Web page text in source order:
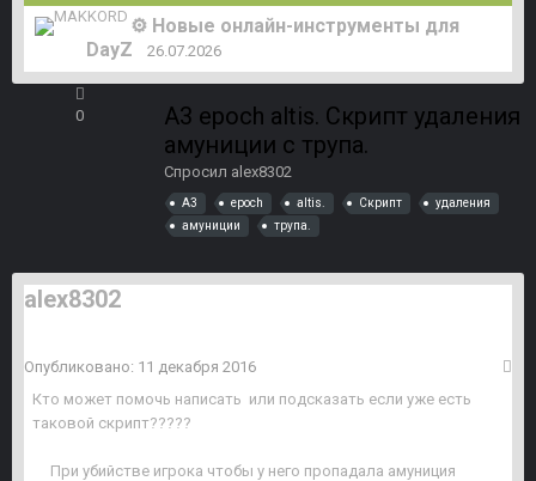
⚙️ Новые онлайн-инструменты для
DayZ
26.07.2026
0
A3 epoch altis. Скрипт удаления
амуниции с трупа.
Спросил alex8302
A3 epoch altis. Скрипт
удаления
амуниции
трупа.
alex8302
Опубликовано: 11 декабря 2016
Кто может помочь написать или подсказать если уже есть
таковой скрипт?????
При убийстве игрока чтобы у него пропадала амуниция